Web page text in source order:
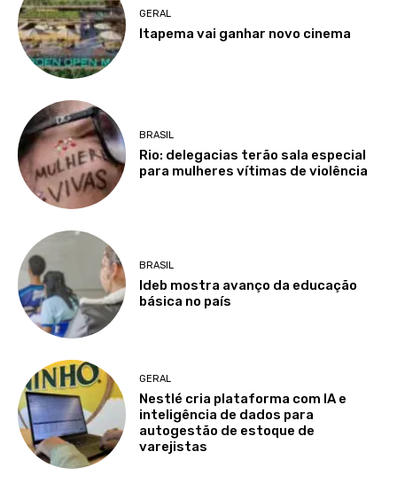
GERAL
Itapema vai ganhar novo cinema
BRASIL
Rio: delegacias terão sala especial
para mulheres vítimas de violência
BRASIL
Ideb mostra avanço da educação
básica no país
GERAL
Nestlé cria plataforma com IA e
inteligência de dados para
autogestão de estoque de
varejistas